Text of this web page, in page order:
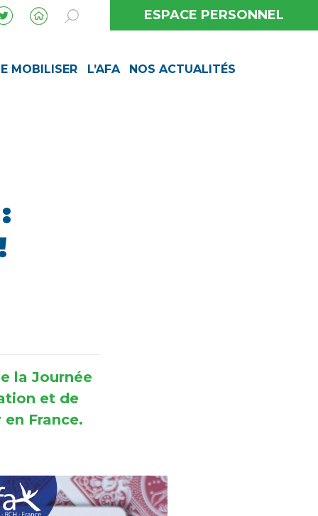
ESPACE PERSONNEL
MOBILISER L’AFA NOS ACTUALITÉS
la Journée
et de
France.